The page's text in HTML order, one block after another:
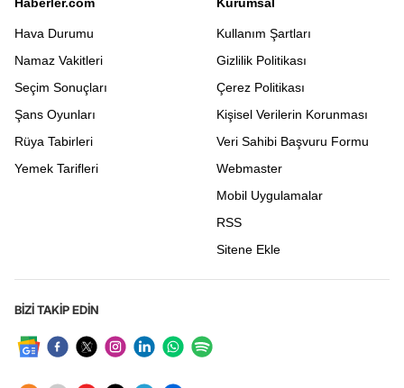
Hava Durumu
Namaz Vakitleri
Seçim Sonuçları
Şans Oyunları
Rüya Tabirleri
Yemek Tarifleri
Kullanım Şartları
Gizlilik Politikası
Çerez Politikası
Kişisel Verilerin Korunması
Veri Sahibi Başvuru Formu
Webmaster
Mobil Uygulamalar
RSS
Sitene Ekle
BİZİ TAKİP EDİN